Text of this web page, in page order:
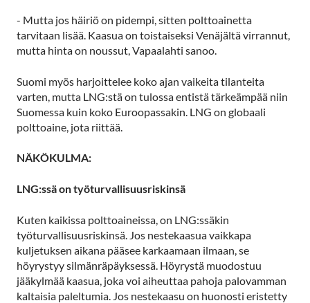
- Mutta jos häiriö on pidempi, sitten polttoainetta
tarvitaan lisää. Kaasua on toistaiseksi Venäjältä virrannut,
mutta hinta on noussut, Vapaalahti sanoo.
Suomi myös harjoittelee koko ajan vaikeita tilanteita
varten, mutta LNG:stä on tulossa entistä tärkeämpää niin
Suomessa kuin koko Euroopassakin. LNG on globaali
polttoaine, jota riittää.
NÄKÖKULMA:
LNG:ssä on työturvallisuusriskinsä
Kuten kaikissa polttoaineissa, on LNG:ssäkin
työturvallisuusriskinsä. Jos nestekaasua vaikkapa
kuljetuksen aikana pääsee karkaamaan ilmaan, se
höyrystyy silmänräpäyksessä. Höyrystä muodostuu
jääkylmää kaasua, joka voi aiheuttaa pahoja palovamman
kaltaisia paleltumia. Jos nestekaasu on huonosti eristetty